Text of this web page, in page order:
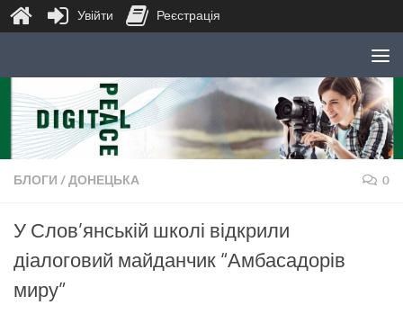
Skip to content
БЛОГИ /ДОНЕЦЬКА 0
У Слов’янській школі відкрили
діалоговий майданчик “Амбасадорів
миру”
Увійти Реєстрація